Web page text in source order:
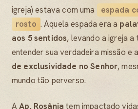
igreja) estava com uma
espada
rosto . Aquela espada era a
aos 5 sentidos, levando a igreja a
entender sua verdadeira missão e
de exclusividade no Senhor,
mundo tão perverso.
AAp. Rosânia tem impactado